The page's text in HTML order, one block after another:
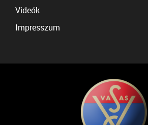
Videók
Impresszum